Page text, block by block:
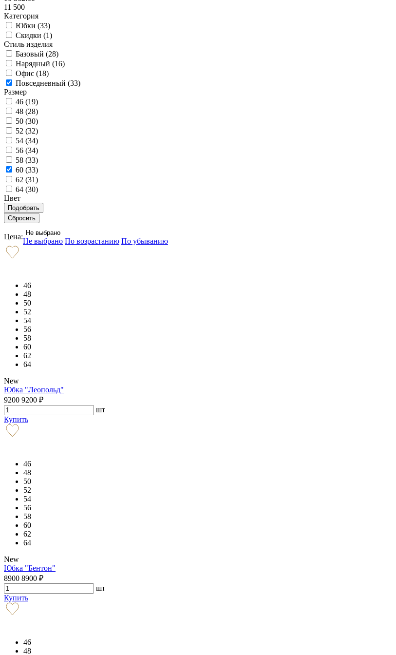
11 500
Категория
Юбки (33)
Скидки (1)
Стиль изделия
Базовый (28)
Нарядный (16)
Офис (18)
Повседневный (33)
Размер
46 (19)
48 (28)
50 (30)
52 (32)
54 (34)
56 (34)
58 (33)
60 (33)
62 (31)
64 (30)
Цвет
Цена: Не выбрано
Не выбрано По возрастанию По убыванию
46
48
50
52
54
56
58
60
62
64
New
Юбка "Леопольд"
9200 9200 ₽
шт
Купить
46
48
50
52
54
56
58
60
62
64
New
Юбка "Бентон"
8900 8900 ₽
шт
Купить
46
48